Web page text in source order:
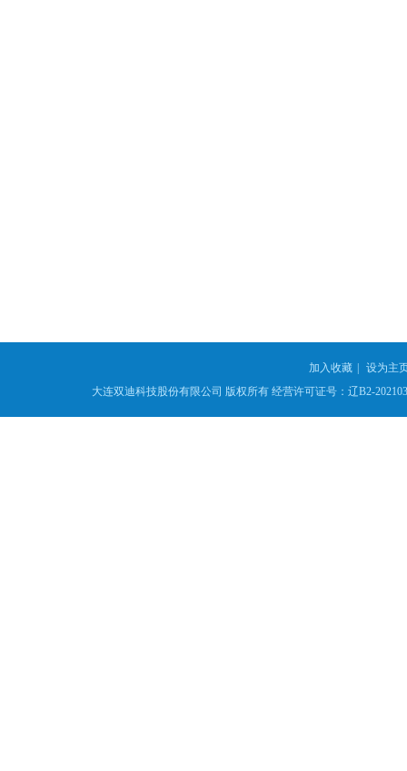
加入收藏
设为主
大连双迪科技股份有限公司 版权所有经营许可证号：辽B2-